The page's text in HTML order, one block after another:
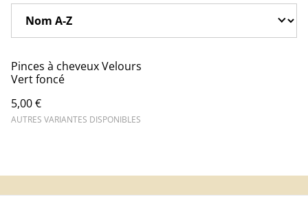
Pinces à cheveux Velours
Vert foncé
5,00 €
AUTRES VARIANTES DISPONIBLES